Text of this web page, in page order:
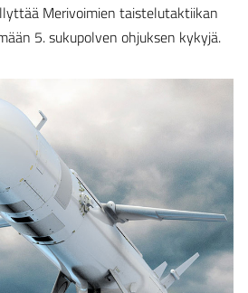
Merivoimien taistelutaktiikan
5. sukupolven ohjuksen kykyjä.